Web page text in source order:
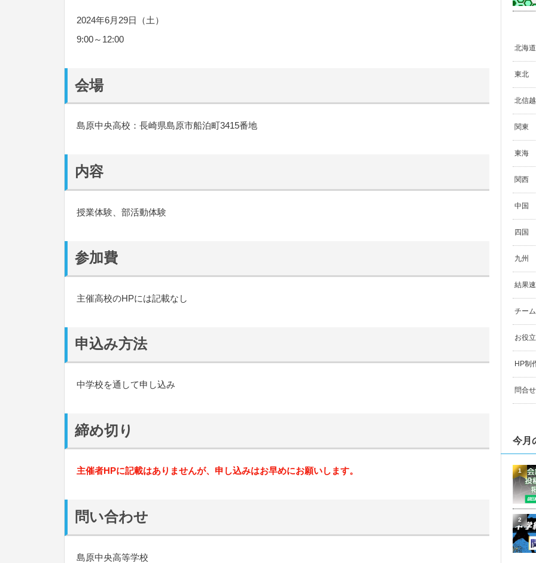
2024年6月29日（土）
9:00～12:00
会場
島原中央高校：長崎県島原市船泊町3415番地
内容
授業体験、部活動体験
参加費
主催高校のHPには記載なし
申込み方法
中学校を通して申し込み
締め切り
主催者HPに記載はありませんが、申し込みはお早めにお願いします。
問い合わせ
島原中央高等学校
北海道
東北
北信越
関東
東海
関西
中国
四国
九州
結果
チー
お役
HP制
問合せ
今月
1
2